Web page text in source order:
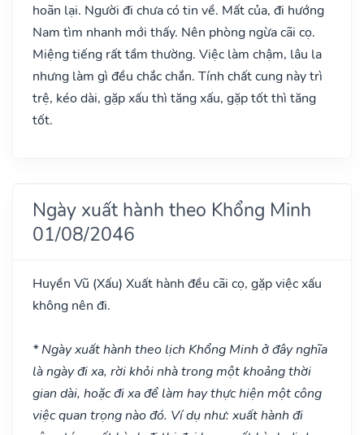
hoãn lại. Người đi chưa có tin về. Mất của, đi hướng
Nam tìm nhanh mới thấy. Nên phòng ngừa cãi cọ.
Miệng tiếng rất tầm thường. Việc làm chậm, lâu la
nhưng làm gì đều chắc chắn. Tính chất cung này trì
trệ, kéo dài, gặp xấu thì tăng xấu, gặp tốt thì tăng
tốt.
Ngày xuất hành theo Khổng Minh
01/08/2046
Huyền Vũ (Xấu) Xuất hành đều cãi cọ, gặp việc xấu
không nên đi.
* Ngày xuất hành theo lịch Khổng Minh ở đây nghĩa
là ngày đi xa, rời khỏi nhà trong một khoảng thời
gian dài, hoặc đi xa để làm hay thực hiện một công
việc quan trọng nào đó. Ví dụ như: xuất hành đi